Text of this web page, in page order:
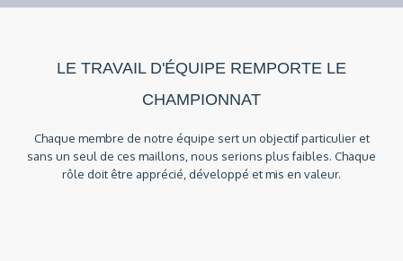
LE TRAVAIL D'ÉQUIPE REMPORTE LE
CHAMPIONNAT
Chaque membre de notre équipe sert un objectif particulier et
sans un seul de ces maillons, nous serions plus faibles. Chaque
rôle doit être apprécié, développé et mis en valeur.